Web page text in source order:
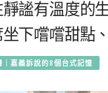
靜謐有溫度的
坐下嚐嚐甜點
｜嘉義訴說的8個台式記憶